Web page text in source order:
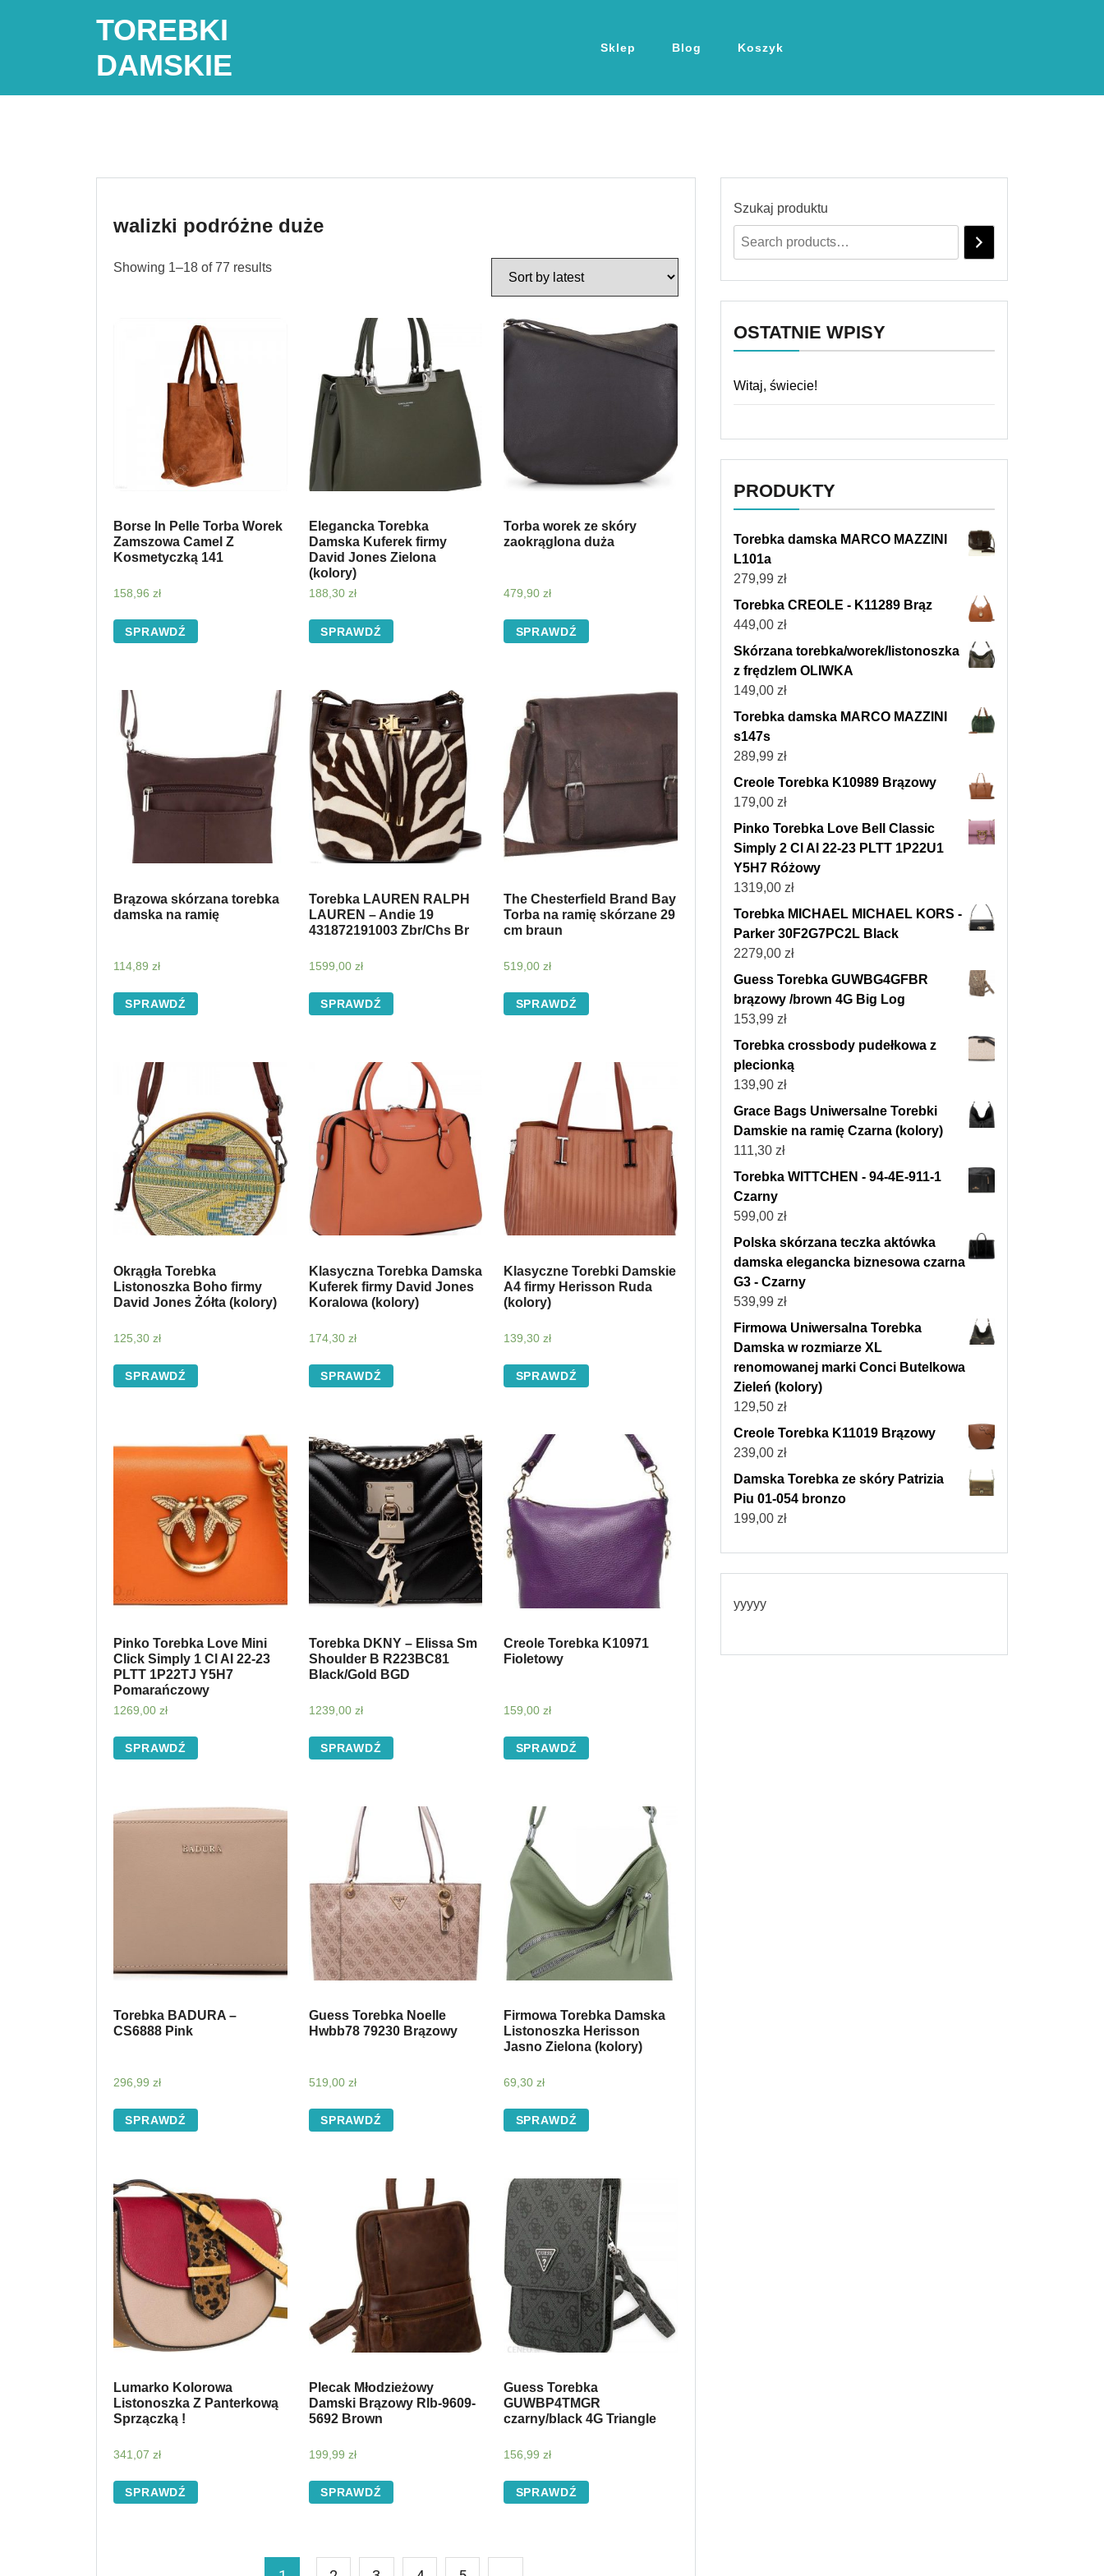
TOREBKI
DAMSKIE
Sklep Blog Koszyk
walizki podróżne duże
Showing 1–18 of 77 results
Borse In Pelle Torba Worek
Zamszowa Camel Z
Kosmetyczką 141
158,96 zł
SPRAWDŹ
Elegancka Torebka
Damska Kuferek firmy
David Jones Zielona
(kolory)
188,30 zł
SPRAWDŹ
Torba worek ze skóry
zaokrąglona duża
479,90zł
SPRAWDŹ
Brązowa skórzana torebka
damska na ramię
114,89 zł
SPRAWDŹ
Torebka LAUREN RALPH
LAUREN – Andie 19
431872191003 Zbr/Chs Br
1599,00 zł
SPRAWDŹ
The Chesterfield Brand Bay
Torba na ramię skórzane 29
cm braun
519,00zł
SPRAWDŹ
Okrągła Torebka
Listonoszka Boho firmy
David Jones Żółta (kolory)
125,30 zł
SPRAWDŹ
Klasyczna Torebka Damska
Kuferek firmy David Jones
Koralowa (kolory)
174,30 zł
SPRAWDŹ
Klasyczne Torebki Damskie
A4 firmy Herisson Ruda
(kolory)
139,30zł
SPRAWDŹ
Pinko Torebka Love Mini
Click Simply 1 Cl AI 22-23
PLTT 1P22TJ Y5H7
Pomarańczowy
1269,00 zł
SPRAWDŹ
Torebka DKNY – Elissa Sm
Shoulder B R223BC81
Black/Gold BGD
1239,00 zł
SPRAWDŹ
Creole Torebka K10971
Fioletowy
159,00zł
SPRAWDŹ
Torebka BADURA –
CS6888 Pink
296,99 zł
SPRAWDŹ
Guess Torebka Noelle
Hwbb78 79230 Brązowy
519,00 zł
SPRAWDŹ
Firmowa Torebka Damska
Listonoszka Herisson
Jasno Zielona (kolory)
69,30zł
SPRAWDŹ
Lumarko Kolorowa
Listonoszka Z Panterkową
Sprzączką !
341,07 zł
SPRAWDŹ
Plecak Młodzieżowy
Damski Brązowy Rlb-9609-
5692 Brown
199,99 zł
SPRAWDŹ
Guess Torebka
GUWBP4TMGR
czarny/black 4G Triangle
156,99zł
SPRAWDŹ
Szukaj produktu
OSTATNIE WPISY
Witaj, świecie!
PRODUKTY
Torebka damska MARCO MAZZINI
L101a
279,99 zł
Torebka CREOLE - K11289 Brąz
449,00 zł
Skórzana torebka/worek/listonoszka
z frędzlem OLIWKA
149,00 zł
Torebka damska MARCO MAZZINI
s147s
289,99 zł
Creole Torebka K10989 Brązowy
179,00 zł
Pinko Torebka Love Bell Classic
Simply 2 Cl AI 22-23 PLTT 1P22U1
Y5H7 Różowy
1319,00 zł
Torebka MICHAEL MICHAEL KORS -
Parker 30F2G7PC2L Black
2279,00 zł
Guess Torebka GUWBG4GFBR
brązowy /brown 4G Big Log
153,99 zł
Torebka crossbody pudełkowa z
plecionką
139,90 zł
Grace Bags Uniwersalne Torebki
Damskie na ramię Czarna (kolory)
111,30 zł
Torebka WITTCHEN - 94-4E-911-1
Czarny
599,00 zł
Polska skórzana teczka aktówka
damska elegancka biznesowa czarna
G3 - Czarny
539,99 zł
Firmowa Uniwersalna Torebka
Damska w rozmiarze XL
renomowanej marki Conci Butelkowa
Zieleń (kolory)
129,50 zł
Creole Torebka K11019 Brązowy
239,00 zł
Damska Torebka ze skóry Patrizia
Piu 01-054 bronzo
199,00 zł
yyyyy